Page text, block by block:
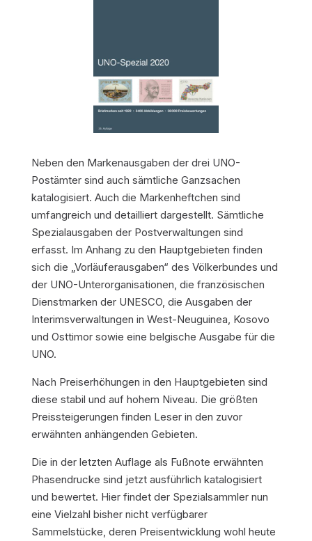
Neben den Markenausgaben der drei UNO-
Postämter sind auch sämtliche Ganzsachen
katalogisiert. Auch die Markenheftchen sind
umfangreich und detailliert dargestellt. Sämtliche
Spezialausgaben der Postverwaltungen sind
erfasst. Im Anhang zu den Hauptgebieten finden
sich die „Vorläuferausgaben“ des Völkerbundes und
der UNO-Unterorganisationen, die französischen
Dienstmarken der UNESCO, die Ausgaben der
Interimsverwaltungen in West-Neuguinea, Kosovo
und Osttimor sowie eine belgische Ausgabe für die
UNO.
Nach Preiserhöhungen in den Hauptgebieten sind
diese stabil und auf hohem Niveau. Die größten
Preissteigerungen finden Leser in den zuvor
erwähnten anhängenden Gebieten.
Die in der letzten Auflage als Fußnote erwähnten
Phasendrucke sind jetzt ausführlich katalogisiert
und bewertet. Hier findet der Spezialsammler nun
eine Vielzahl bisher nicht verfügbarer
Sammelstücke, deren Preisentwicklung wohl heute